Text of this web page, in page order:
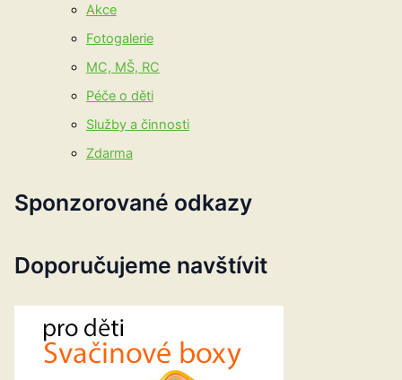
Akce
Fotogalerie
MC, MŠ, RC
Péče o děti
Služby a činnosti
Zdarma
Sponzorované odkazy
Doporučujeme navštívit